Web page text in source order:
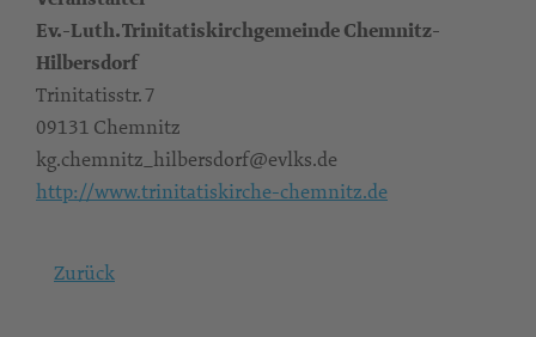
Ev.-Luth. Trinitatiskirchgemeinde Chemnitz-
Hilbersdorf
Trinitatisstr. 7
09131 Chemnitz
kg.chemnitz_hilbersdorf@evlks.de
http://www.trinitatiskirche-chemnitz.de
Zurück